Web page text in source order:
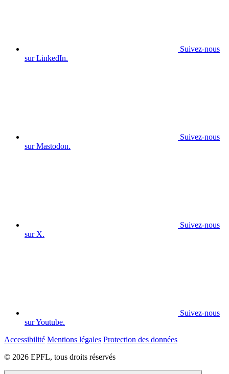
Suivez-nous
sur LinkedIn.
Suivez-nous
sur Mastodon.
Suivez-nous
sur X.
Suivez-nous
sur Youtube.
Accessibilité Mentions légales Protection des données
© 2026 EPFL, tous droits réservés